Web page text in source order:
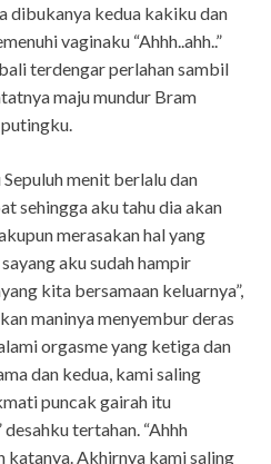
dibukanya kedua kakiku dan
vaginaku “Ahhh..ahh..”
terdengar perlahan sambil
maju mundur Bram
menit berlalu dan
sehingga aku tahu dia akan
merasakan hal yang
aku sudah hampir
kita bersamaan keluarnya”,
maninya menyembur deras
orgasme yang ketiga dan
dan kedua, kami saling
puncak gairah itu
desahku tertahan. “Ahhh
katanya. Akhirnya kami saling